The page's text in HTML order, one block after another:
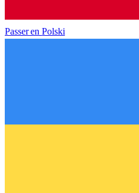
Passer enPolski